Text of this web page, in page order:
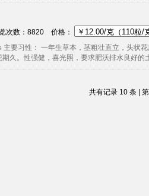
次数：8820 价格：
主要习性： 一年生草本，茎粗壮直立，头状
久。性强健，喜光照，要求肥沃排水良好
共有记录 10 条 | 第